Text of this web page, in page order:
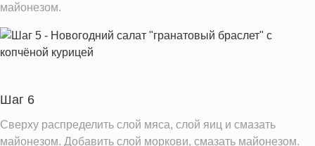
майонезом.
Шаг 6
Сверху распределить слой мяса, слой яиц и смазать
майонезом. Добавить слой моркови, смазать майонезом.